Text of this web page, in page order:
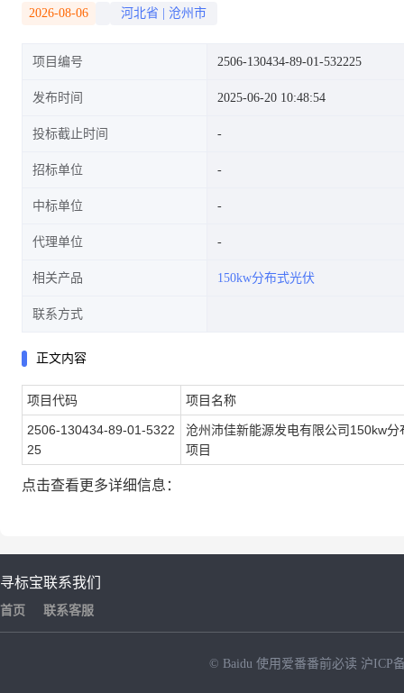
2026-08-06 河北省 沧州市
项目编号 2506-130434-89-01-532225
发布时间 2025-06-20 10:48:54
投标截止时间
招标单位
中标单位
代理单位
相关产品 150kw分布式光伏
联系方式
正文内容
项目代码 项目名称
2506-130434-89-01-5322
25
沧州沛佳新能源发电有限公司150kw分
项目
点击查看更多详细信息：
寻标宝
首页
联系我们
联系客服
© Baidu 使用爱番番前必读 沪ICP